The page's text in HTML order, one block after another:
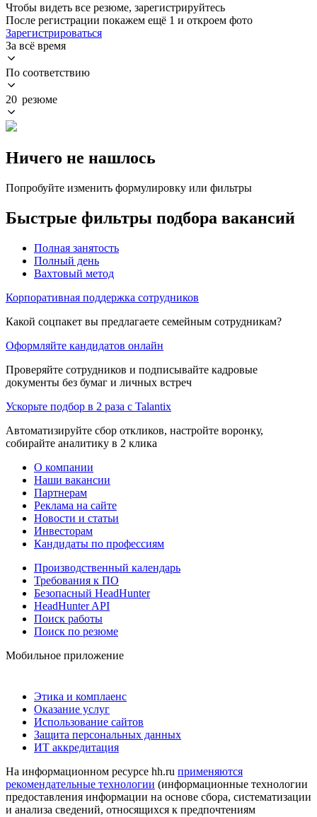
Чтобы видеть все резюме, зарегистрируйтесь
После регистрации покажем ещё 1 и откроем фото
Зарегистрироваться
За всё время
По соответствию
20 резюме
Ничего не нашлось
Попробуйте изменить формулировку или фильтры
Быстрые фильтры подбора вакансий
Полная занятость
Полный день
Вахтовый метод
Корпоративная поддержка сотрудников
Какой соцпакет вы предлагаете семейным сотрудникам?
Оформляйте кандидатов онлайн
Проверяйте сотрудников и подписывайте кадровые
документы без бумаг и личных встреч
Ускорьте подбор в 2 раза с Talantix
Автоматизируйте сбор откликов, настройте воронку,
собирайте аналитику в 2 клика
О компании
Наши вакансии
Партнерам
Реклама на сайте
Новости и статьи
Инвесторам
Кандидаты по профессиям
Производственный календарь
Требования к ПО
Безопасный HeadHunter
HeadHunter API
Поиск работы
Поиск по резюме
Мобильное приложение
Этика и комплаенс
Оказание услуг
Использование сайтов
Защита персональных данных
ИТ аккредитация
На информационном ресурсе hh.ru применяются
рекомендательные технологии (информационные технологии
предоставления информации на основе сбора, систематизации
и анализа сведений, относящихся к предпочтениям